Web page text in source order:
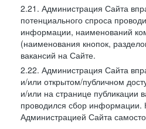
2.21. Администрация Сайта
потенциального спроса
информации, наименований
(наименования кнопок,
вакансий на Сайте.
2.22. Администрация Сайта
и/или открытом/публичном
и/или на странице публикации
проводился сбор информации.
Администрацией Сайта